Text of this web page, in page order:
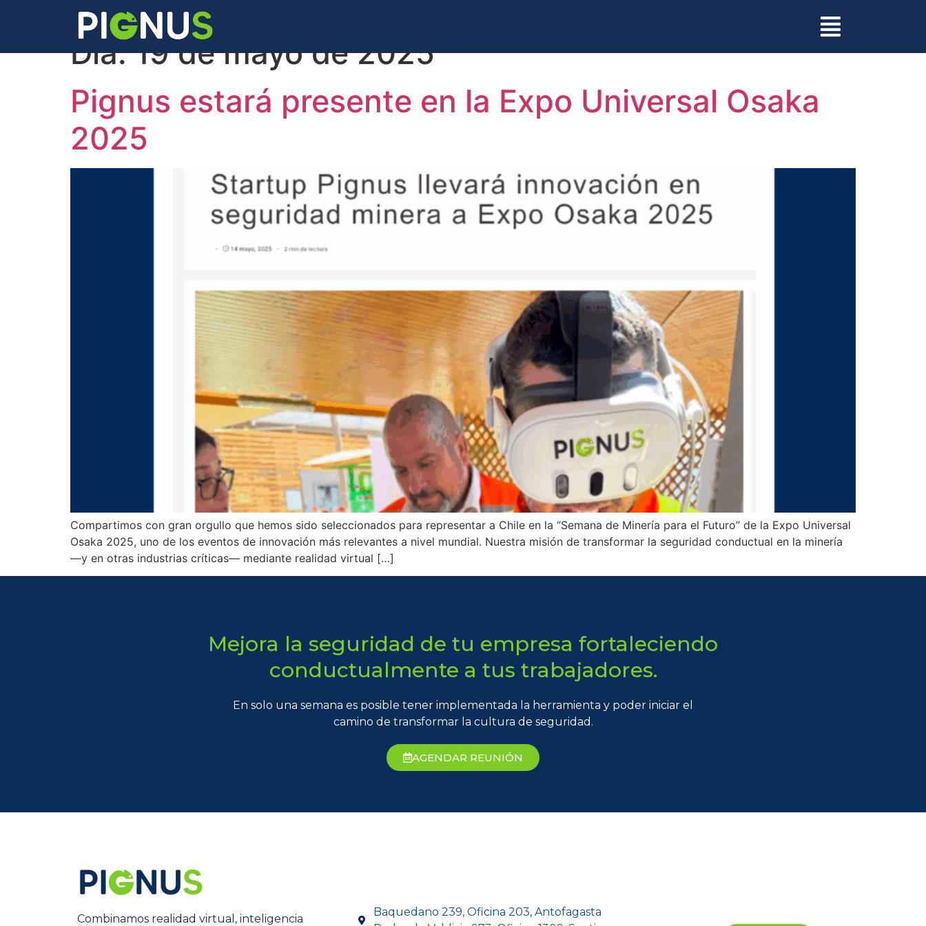
Día:19 de mayo de 2025
Pignus estará presente en la Expo Universal Osaka
2025
Compartimos con gran orgullo que hemos sido seleccionados para representar a Chile en la “Semana de Minería para el Futuro” de la Expo Universal
Osaka 2025, uno de los eventos de innovación más relevantes a nivel mundial. Nuestra misión de transformar la seguridad conductual en la minería
—y en otras industrias críticas— mediante realidad virtual […]
Mejora la seguridad de tu empresa fortaleciendo
conductualmente a tus trabajadores.
En solo una semana es posible tener implementada la herramienta y poder iniciar el
camino de transformar la cultura de seguridad.
AGENDAR REUNIÓN
Combinamos realidad virtual, inteligencia
Baquedano 239, Oficina 203, Antofagasta